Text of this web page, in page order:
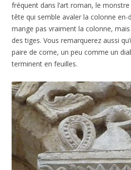
fréquent dans l’art roman, le
tête qui semble avaler la colonne en-
mange pas vraiment la colonne,
des tiges. Vous remarquerez aussi
paire de corne, un peu comme un
terminent en feuilles.